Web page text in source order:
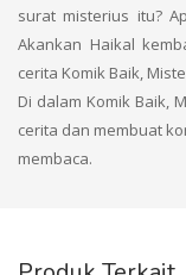
surat misterius itu?
Akankan Haikal
cerita Komik Baik,
Di dalam Komik Baik,
cerita dan membuat
membaca.